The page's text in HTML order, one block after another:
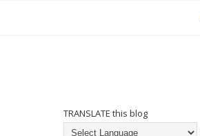
TRANSLATE this blog